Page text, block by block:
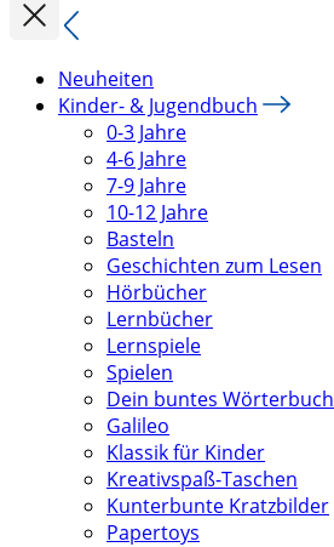
Neuheiten
Kinder- & Jugendbuch
0-3 Jahre
4-6 Jahre
7-9 Jahre
10-12 Jahre
Basteln
Geschichten zum Lesen
Hörbücher
Lernbücher
Lernspiele
Spielen
Dein buntes Wörterbuch
Galileo
Klassik für Kinder
Kreativspaß-Taschen
Kunterbunte Kratzbilder
Papertoys